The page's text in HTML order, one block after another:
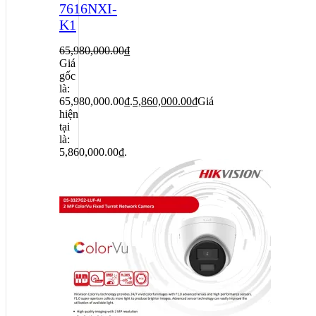
7616NXI-
K1
65,980,000.00₫
Giá
gốc
là:
65,980,000.00₫.5,860,000.00₫Giá
hiện
tại
là:
5,860,000.00₫.